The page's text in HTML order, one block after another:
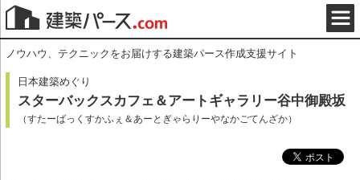
ノウハウ、テクニックをお届けする建築パース作成支援サイト
日本建築めぐり
スターバックスカフェ＆アートギャラリー谷中御殿坂
（すたーばっくすかふぇ＆あーとぎゃらりーやなかごてんざか）